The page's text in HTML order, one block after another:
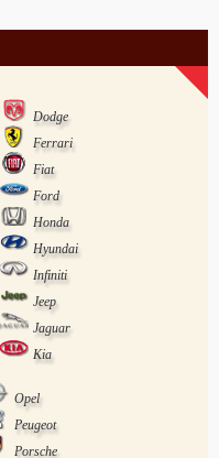
Dodge
Ferrari
Fiat
Ford
Honda
Hyundai
Infiniti
Jeep
Jaguar
Kia
Opel
Peugeot
Porsche